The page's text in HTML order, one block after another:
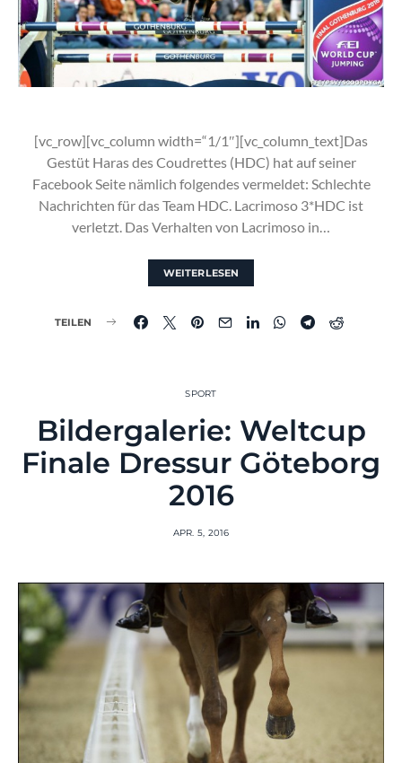
[vc_row][vc_column width=“1/1″][vc_column_text]Das
Gestüt Haras des Coudrettes (HDC) hat auf seiner
Facebook Seite nämlich folgendes vermeldet: Schlechte
Nachrichten für das Team HDC. Lacrimoso 3*HDC ist
verletzt. Das Verhalten von Lacrimoso in…
WEITERLESEN
TEILEN
SPORT
Bildergalerie: Weltcup
Finale Dressur Göteborg
2016
APR. 5, 2016